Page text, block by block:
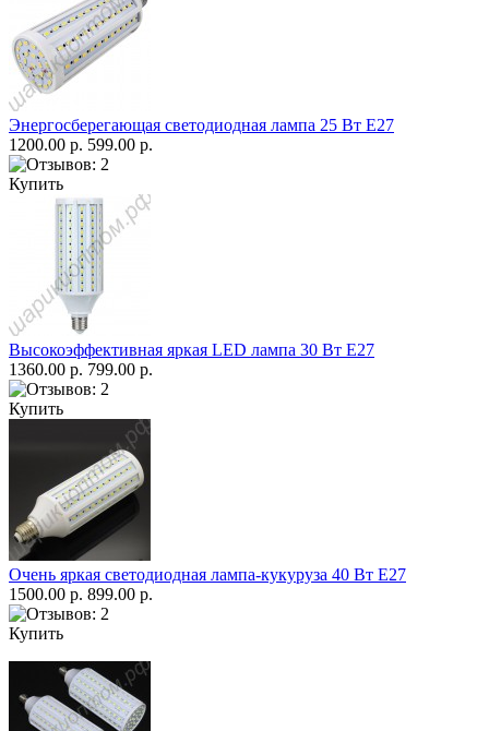
Энергосберегающая светодиодная лампа 25 Вт Е27
1200.00 р. 599.00 р.
Купить
Высокоэффективная яркая LED лампа 30 Вт Е27
1360.00 р. 799.00 р.
Купить
Очень яркая светодиодная лампа-кукуруза 40 Вт Е27
1500.00 р. 899.00 р.
Купить